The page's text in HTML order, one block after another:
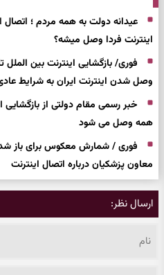
عیدانه دولت به همه مردم ؛ اتصال
اینترنت فردا وصل میشه؟
وصل شدن اینترنت ایران به شرایط
خبر رسمی مقام دولتی از بازگشایی
همه وصل می شود
فوری / شمارش معکوس برای باز
معاون پزشکیان درباره اتصال اینترنت
ارسال نظر: